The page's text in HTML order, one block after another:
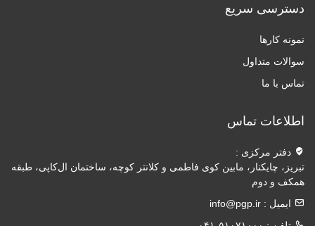
دسترسی سریع
نمونه کارها
سوالات متداول
تماس با ما
اطلاعات تماس
دفتر مرکزی :
تبریز، چایکنار، مابین کوی فاطمی و کلانتر کوچه، ساختمان ال‌کاپی، طبقه
همکف و دوم
ایمیل : info@pgp.ir